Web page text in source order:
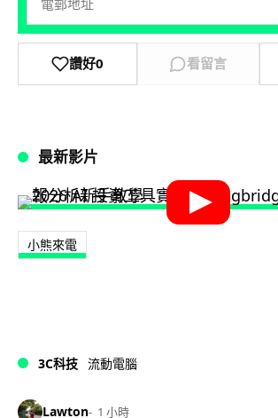
讚好0 看留言
最新影片
小熊來電
3C科技 流動電腦
Lawton 1 小時